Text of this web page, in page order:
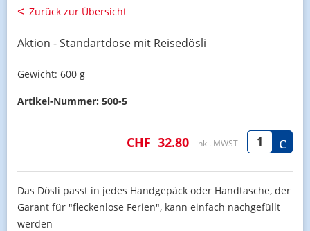
Zurück zur Übersicht
Aktion - Standartdose mit Reisedösli
Gewicht: 600 g
Artikel-Nummer: 500-5
CHF 32.80 inkl. MWST
Das Dösli passt in jedes Handgepäck oder Handtasche, der
Garant für "fleckenlose Ferien", kann einfach nachgefüllt
werden